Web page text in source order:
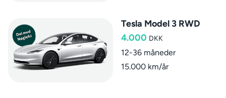
Tesla Model 3 RWD
4.000 DKK
12-36 måneder
15.000 km/år